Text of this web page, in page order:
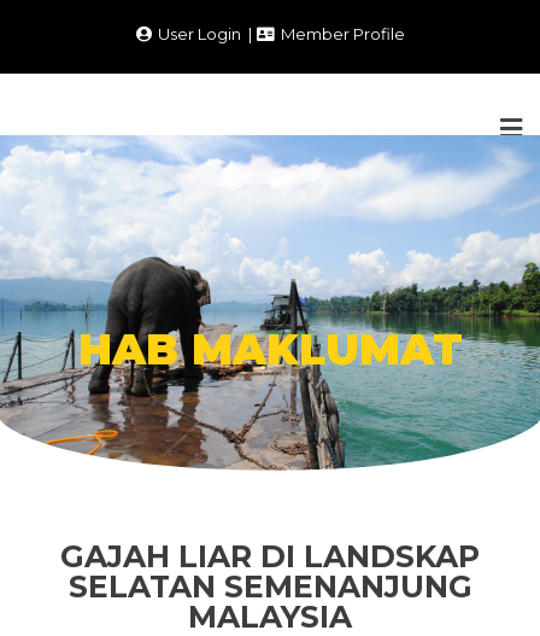
User Login Member Profile
HAB MAKLUMAT
GAJAH LIAR DI LANDSKAP
SELATAN SEMENANJUNG
MALAYSIA